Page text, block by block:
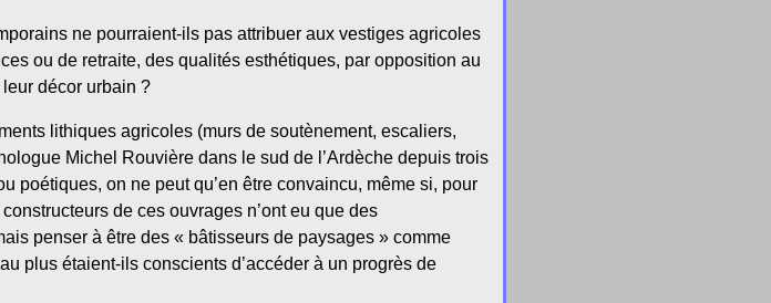
ne pourraient-ils pas attribuer aux vestiges agricoles
ou de retraite, des qualités esthétiques, par opposition au
décor urbain ?
lithiques agricoles (murs de soutènement, escaliers,
Michel Rouvière dans le sud de l’Ardèche depuis trois
poétiques, on ne peut qu’en être convaincu, même si, pour
de ces ouvrages n’ont eu que des
penser à être des « bâtisseurs de paysages » comme
plus étaient-ils conscients d’accéder à un progrès de